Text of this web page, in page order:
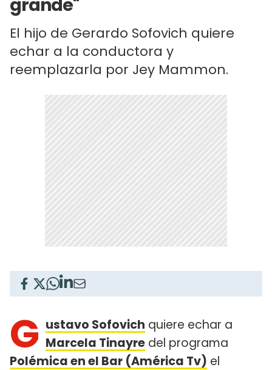
grande"
El hijo de Gerardo Sofovich quiere
echar a la conductora y
reemplazarla por Jey Mammon.
G ustavo Sofovich quiere echar a
Marcela Tinayre del programa
Polémica en el Bar (América Tv) el